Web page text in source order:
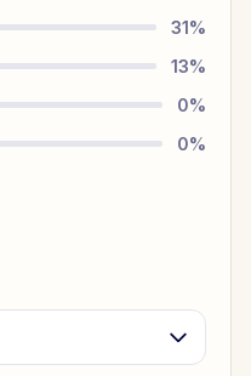
31%
13%
0%
0%